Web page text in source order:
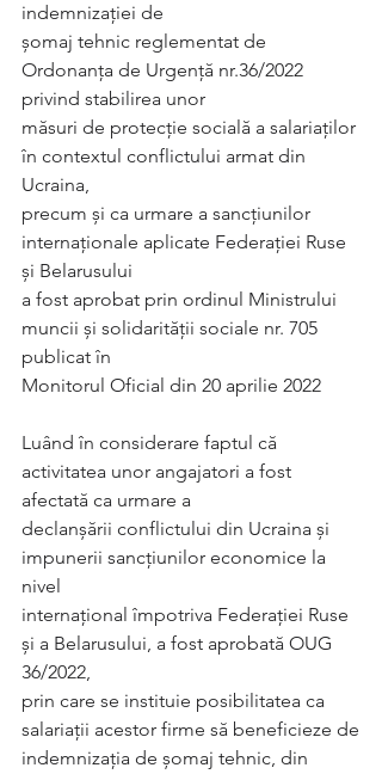
indemnizaţiei de
şomaj tehnic reglementat de
Ordonanța de Urgență nr.36/2022
privind stabilirea unor
măsuri de protecție socială a salariaților
în contextul conflictului armat din
Ucraina,
precum și ca urmare a sancțiunilor
internaționale aplicate Federației Ruse
și Belarusului
a fost aprobat prin ordinul Ministrului
muncii şi solidarităţii sociale nr. 705
publicat în
Monitorul Oficial din 20 aprilie 2022
Luând în considerare faptul că
activitatea unor angajatori a fost
afectată ca urmare a
declanșării conflictului din Ucraina și
impunerii sancțiunilor economice la
nivel
internațional împotriva Federaţiei Ruse
şi a Belarusului, a fost aprobată OUG
36/2022,
prin care se instituie posibilitatea ca
salariații acestor firme să beneficieze de
indemnizația de șomaj tehnic, din